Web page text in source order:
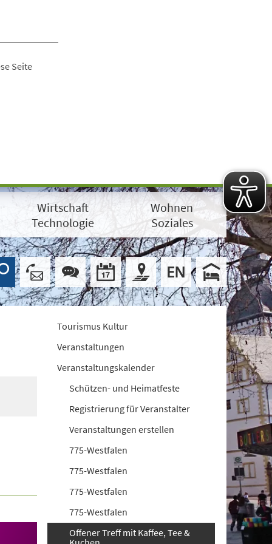
Seite
Wirtschaft
Technologie
Wohnen
Soziales
Tourismus Kultur
Veranstaltungen
Veranstaltungskalender
Schützen- und Heimatfeste
Registrierung für Veranstalter
Veranstaltungen erstellen
775-Westfalen
775-Westfalen
775-Westfalen
775-Westfalen
Offener Treff mit Kaffee, Tee &